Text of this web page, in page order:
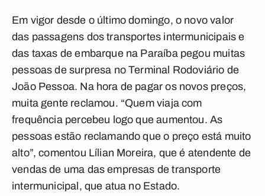
Em vigor desde o último domingo, o novo valor
das passagens dos transportes intermunicipais e
das taxas de embarque na Paraíba pegou muitas
pessoas de surpresa no Terminal Rodoviário de
João Pessoa. Na hora de pagar os novos preços,
muita gente reclamou. “Quem viaja com
frequência percebeu logo que aumentou. As
pessoas estão reclamando que o preço está muito
alto”, comentou Lílian Moreira, que é atendente de
vendas de uma das empresas de transporte
intermunicipal, que atua no Estado.